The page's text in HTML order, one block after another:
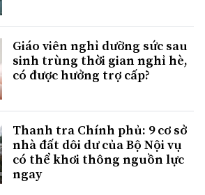
Giáo viên nghỉ dưỡng sức sau
sinh trùng thời gian nghỉ hè,
có được hưởng trợ cấp?
Thanh tra Chính phủ: 9 cơ sở
nhà đất dôi dư của Bộ Nội vụ
có thể khơi thông nguồn lực
ngay